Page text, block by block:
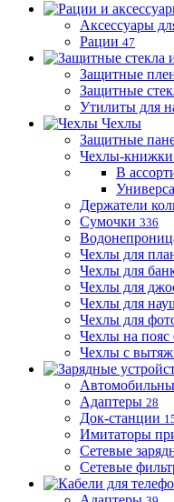
Аксессуары
Рации 47
Защитные
Защитные
Утилиты для
Чехлы
Защитные
Чехлы-книжки
В
Держатели
Сумочки 336
Чехлы для
Чехлы для
Чехлы для
Чехлы для
Чехлы для
Чехлы на пояс
Чехлы с
Адаптеры 28
Док-станции
Имитаторы
Сетевые
Сетевые